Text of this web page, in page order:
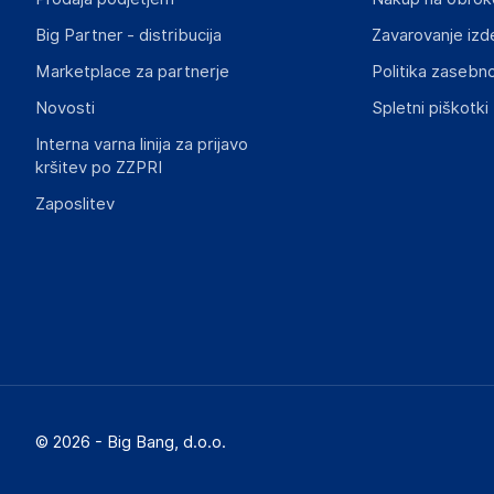
Slike o varnosti izdelka
Slike o varnosti izdelka vsebujejo opozorila na embalaži
Big Partner - distribucija
Marketplace za partnerje
Novosti
Interna varna linija za prijavo
kršitev po ZZPRI
Zaposlitev
Zavarovanje
Politika
Spletni piškotki
© 2026 - Big Bang, d.o.o.